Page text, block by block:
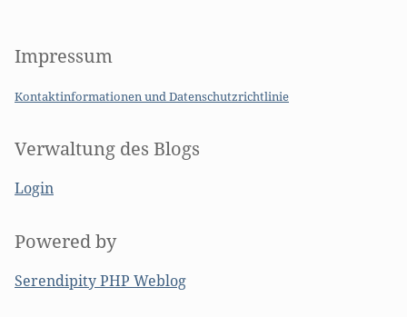
Impressum
Kontaktinformationen und Datenschutzrichtlinie
Verwaltung des Blogs
Login
Powered by
Serendipity PHP Weblog